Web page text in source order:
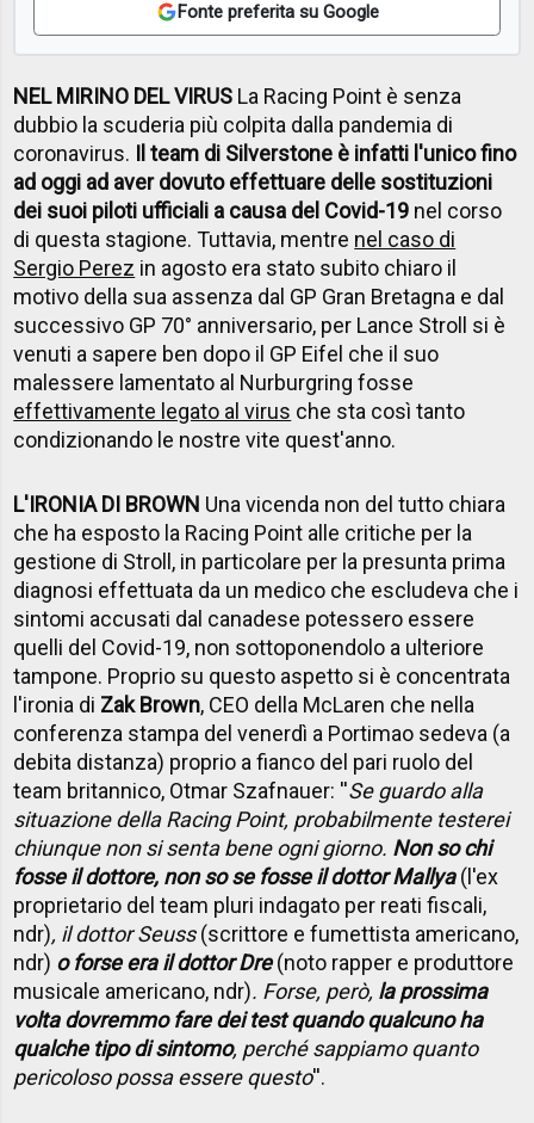
Fonte preferita su Google
NEL MIRINO DEL VIRUS La Racing Point è senza
dubbio la scuderia più colpita dalla pandemia di
coronavirus. Il team di Silverstone è infatti l'unico fino
ad oggi ad aver dovuto effettuare delle sostituzioni
dei suoi piloti ufficiali a causa del Covid-19 nel corso
di questa stagione. Tuttavia, mentre nel caso di
Sergio Perez in agosto era stato subito chiaro il
motivo della sua assenza dal GP Gran Bretagna e dal
successivo GP 70° anniversario, per Lance Stroll si è
venuti a sapere ben dopo il GP Eifel che il suo
malessere lamentato al Nurburgring fosse
effettivamente legato al virus che sta così tanto
condizionando le nostre vite quest'anno.
L'IRONIA DI BROWN Una vicenda non del tutto chiara
che ha esposto la Racing Point alle critiche per la
gestione di Stroll, in particolare per la presunta prima
diagnosi effettuata da un medico che escludeva che i
sintomi accusati dal canadese potessero essere
quelli del Covid-19, non sottoponendolo a ulteriore
tampone. Proprio su questo aspetto si è concentrata
l'ironia di Zak Brown, CEO della McLaren che nella
conferenza stampa del venerdì a Portimao sedeva (a
debita distanza) proprio a fianco del pari ruolo del
team britannico, Otmar Szafnauer: ''Se guardo alla
situazione della Racing Point, probabilmente testerei
chiunque non si senta bene ogni giorno. Non so chi
fosse il dottore, non so se fosse il dottor Mallya(l'ex
proprietario del team pluri indagato per reati fiscali,
ndr), il dottor Seuss(scrittore e fumettista americano,
ndr) o forse era il dottor Dre(noto rapper e produttore
musicale americano, ndr). Forse, però, la prossima
volta dovremmo fare dei test quando qualcuno ha
qualche tipo di sintomo, perché sappiamo quanto
pericoloso possa essere questo''.